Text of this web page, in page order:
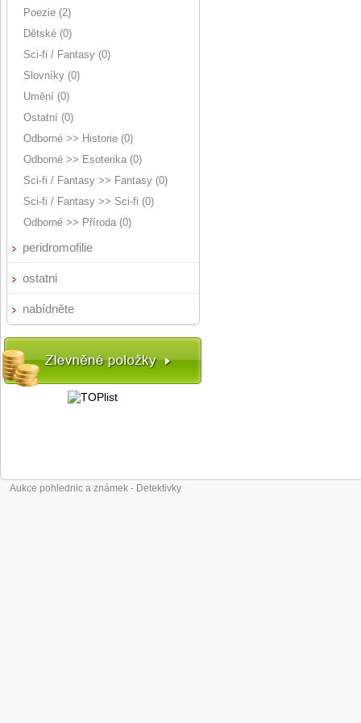
Poezie (2)
Dětské (0)
Sci-fi / Fantasy (0)
Slovníky (0)
Umění (0)
Ostatní (0)
Odborné >> Historie (0)
Odborné >> Esoterika (0)
Sci-fi / Fantasy >> Fantasy (0)
Sci-fi / Fantasy >> Sci-fi (0)
Odborné >> Příroda (0)
peridromofilie
ostatni
nabídněte
Aukce pohlednic a známek - Detektivky